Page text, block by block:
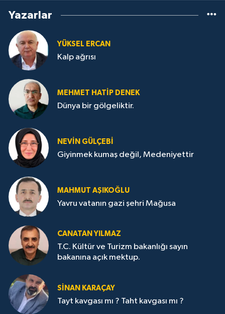
Yazarlar
YÜKSEL ERCAN
Kalp ağrısı
MEHMET HATİP DENEK
Dünya bir gölgeliktir.
NEVİN GÜLÇEBİ
Giyinmek kumaş değil, Medeniyettir
MAHMUT AŞIKOĞLU
Yavru vatanın gazi şehri Mağusa
CANATAN YILMAZ
T.C. Kültür ve Turizm bakanlığı sayın
bakanına açık mektup.
SİNAN KARAÇAY
Tayt kavgası mı ? Taht kavgası mı ?